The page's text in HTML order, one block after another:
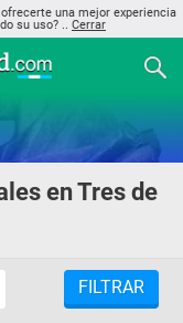
una mejor experiencia
su uso? .. Cerrar
en Tres de
FILTRAR